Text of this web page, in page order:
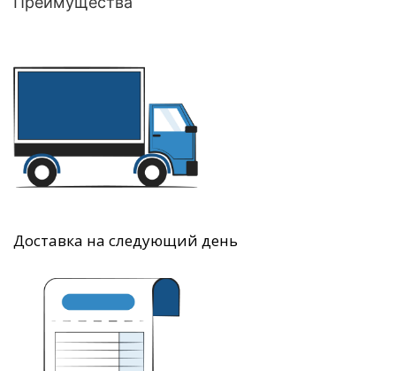
Доставка на следующий день